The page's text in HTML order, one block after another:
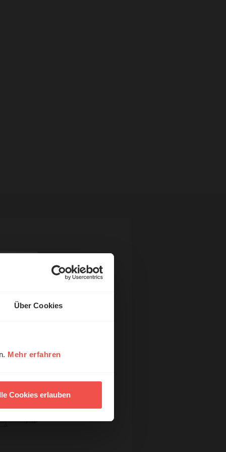
Über Cookies
Mehr erfahren
Cookies erlauben